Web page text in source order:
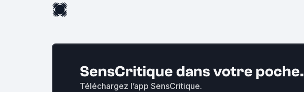
SensCritique dans votre poche.
Téléchargez l’app SensCritique.